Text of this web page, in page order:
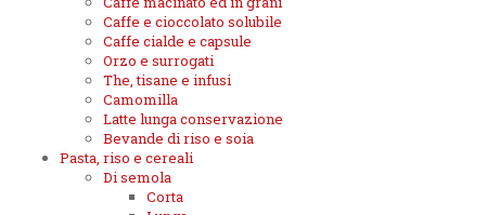
Caffe e cioccolato solubile
Caffe cialde e capsule
Orzo e surrogati
The, tisane e infusi
Camomilla
Latte lunga conservazione
Bevande di riso e soia
Pasta, riso e cereali
Di semola
Corta